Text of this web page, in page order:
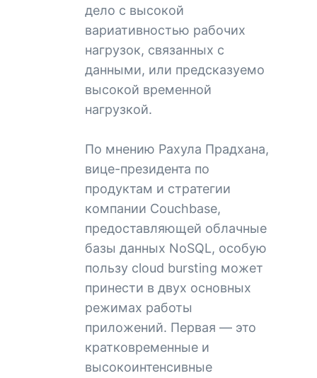
дело с высокой
вариативностью рабочих
нагрузок, связанных с
данными, или предсказуемо
высокой временной
нагрузкой.
По мнению Рахула Прадхана,
вице-президента по
продуктам и стратегии
компании Couchbase,
предоставляющей облачные
базы данных NoSQL, особую
пользу cloud bursting может
принести в двух основных
режимах работы
приложений. Первая — это
кратковременные и
высокоинтенсивные